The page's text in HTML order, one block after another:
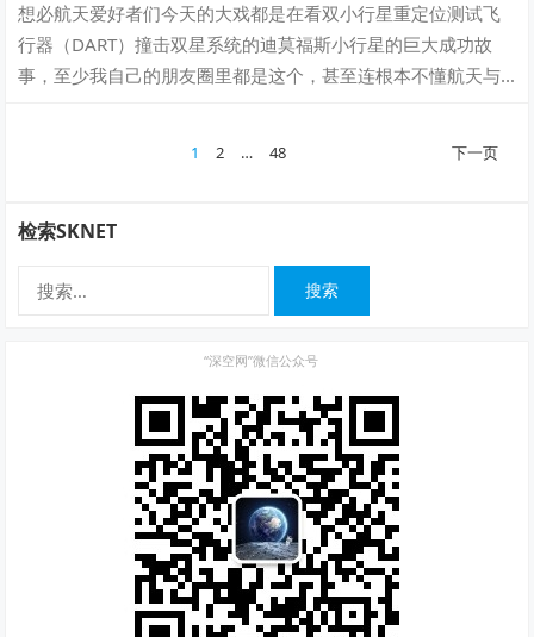
想必航天爱好者们今天的大戏都是在看双小行星重定位测试飞
行器（DART）撞击双星系统的迪莫福斯小行星的巨大成功故
事，至少我自己的朋友圈里都是这个，甚至连根本不懂航天与
页
1 2 … 48 下一页
检索SKNET
“深空网”微信公众号